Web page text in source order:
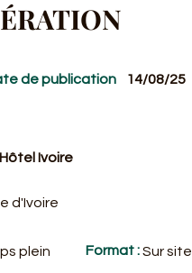
de publication
14/08/25
Ivoire
d'Ivoire
plein Format :Sur site